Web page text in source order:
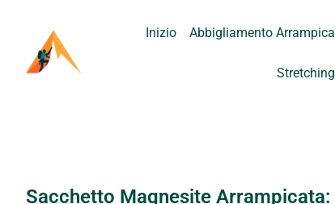
Inizio Abbigliamento
Sacchetto Magnesite